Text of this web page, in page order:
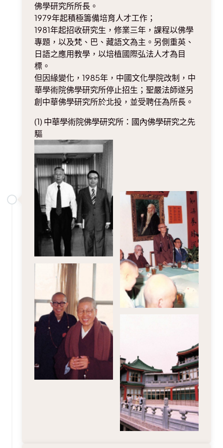
佛學研究所所長。
1979年起積極籌備培育人才工作；
1981年起招收研究生，修業三年，課程以佛學
專題，以及梵、巴、藏語文為主。另側重英、
日語之應用教學，以培植國際弘法人才為目
標。
但因緣變化，1985年，中國文化學院改制，中
華學術院佛學研究所停止招生；聖嚴法師遂另
創中華佛學研究所於北投，並受聘任為所長。
(1) 中華學術院佛學研究所：國內佛學研究之先
驅